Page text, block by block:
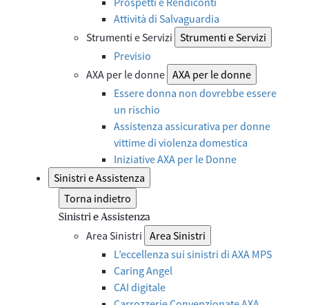
Attività di Salvaguardia
Strumenti e Servizi Strumenti e Servizi
Previsio
AXA per le donne AXA per le donne
Essere donna non dovrebbe essere
un rischio
Assistenza assicurativa per donne
vittime di violenza domestica
Iniziative AXA per le Donne
Sinistri e Assistenza
Torna indietro
Sinistri e Assistenza
Area Sinistri Area Sinistri
L’eccellenza sui sinistri di AXA MPS
Caring Angel
CAI digitale